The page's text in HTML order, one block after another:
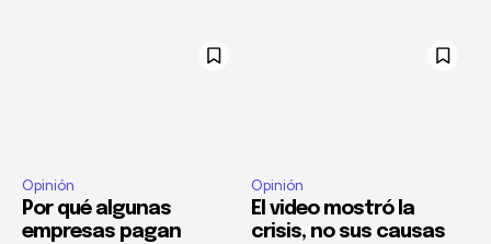
Opinión
Por qué algunas
empresas pagan
Opinión
El video mostró la
crisis, no sus causas